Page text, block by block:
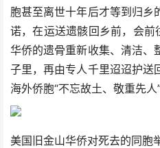
胞甚至离世十年后才等到归乡
诺，在运送遗骸回乡前，会前
华侨的遗骨重新收集、清洁、
子里，再由专人千里迢迢护送
海外侨胞“不忘故土、敬重先人
美国旧金山华侨对死去的同胞